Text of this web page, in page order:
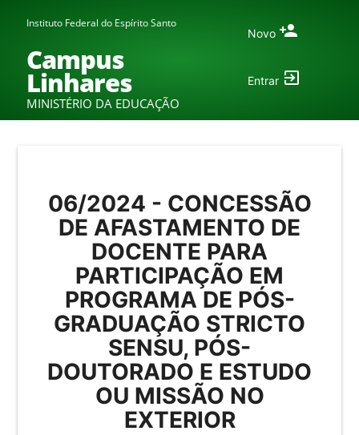
Instituto Federal do Espírito Santo
Campus
Linhares
MINISTÉRIO DA EDUCAÇÃO
Novo
Entrar
06/2024 - CONCESSÃO
DE AFASTAMENTO DE
DOCENTE PARA
PARTICIPAÇÃO EM
PROGRAMA DE PÓS-
GRADUAÇÃO STRICTO
SENSU, PÓS-
DOUTORADO E ESTUDO
OU MISSÃO NO
EXTERIOR